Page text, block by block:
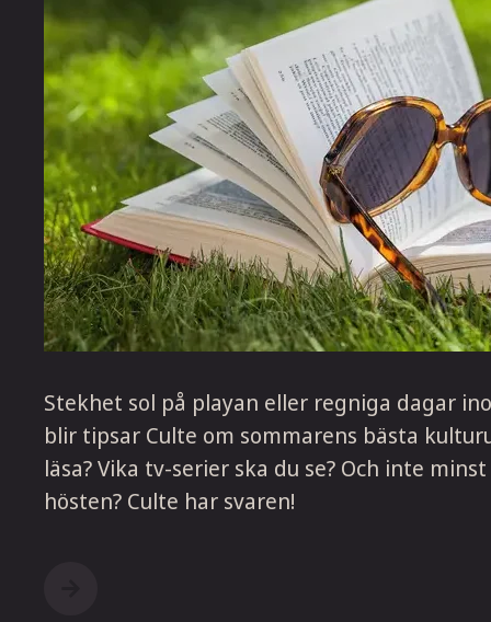
Stekhet sol på playan eller regniga dagar
blir tipsar Culte om sommarens bästa
läsa? Vika tv-serier ska du se? Och inte
hösten? Culte har svaren!